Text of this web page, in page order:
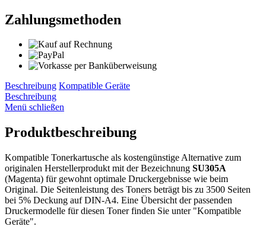
Zahlungsmethoden
Beschreibung Kompatible Geräte
Beschreibung
Menü schließen
Produktbeschreibung
Kompatible Tonerkartusche als kostengünstige Alternative zum
originalen Herstellerprodukt mit der Bezeichnung SU305A
(Magenta) für gewohnt optimale Druckergebnisse wie beim
Original. Die Seitenleistung des Toners beträgt bis zu 3500 Seiten
bei 5% Deckung auf DIN-A4. Eine Übersicht der passenden
Druckermodelle für diesen Toner finden Sie unter "Kompatible
Geräte".